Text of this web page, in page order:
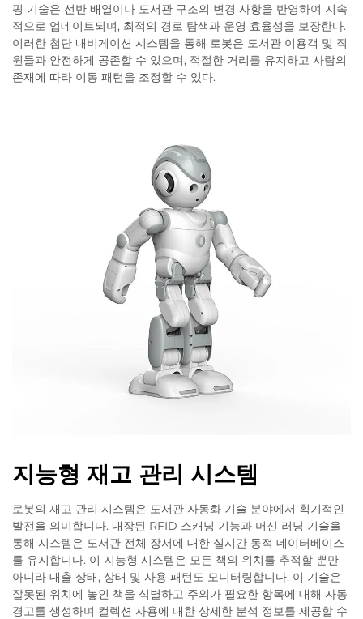
핑 기술은 선반 배열이나 도서관 구조의 변경 사항을 반영하여 지속
적으로 업데이트되며, 최적의 경로 탐색과 운영 효율성을 보장한다.
이러한 첨단 내비게이션 시스템을 통해 로봇은 도서관 이용객 및 직
원들과 안전하게 공존할 수 있으며, 적절한 거리를 유지하고 사람의
존재에 따라 이동 패턴을 조정할 수 있다.
지능형 재고 관리 시스템
로봇의 재고 관리 시스템은 도서관 자동화 기술 분야에서 획기적인
발전을 의미합니다. 내장된 RFID 스캐닝 기능과 머신 러닝 기술을
통해 시스템은 도서관 전체 장서에 대한 실시간 동적 데이터베이스
를 유지합니다. 이 지능형 시스템은 모든 책의 위치를 추적할 뿐만
아니라 대출 상태, 상태 및 사용 패턴도 모니터링합니다. 이 기술은
잘못된 위치에 놓인 책을 식별하고 주의가 필요한 항목에 대해 자동
경고를 생성하며 컬렉션 사용에 대한 상세한 분석 정보를 제공할 수